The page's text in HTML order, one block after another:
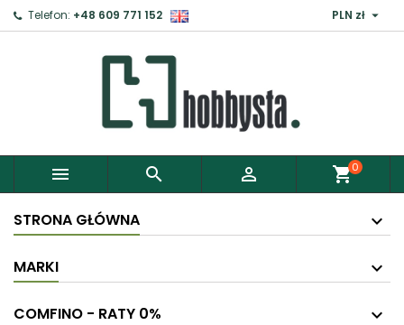
Telefon: +48 609 771 152 PLN zł 
   shopping_cart0
STRONA GŁÓWNA
MARKI
COMFINO - RATY 0%